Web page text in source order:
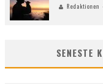
Redaktionen
SENESTE